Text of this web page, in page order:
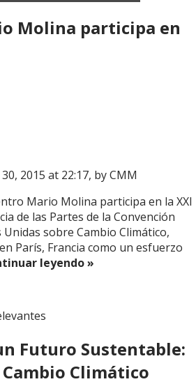
Molina participa en
2015 at 22:17, byCMM
Mario Molina participa en la XXI
de las Partes de la Convención
sobre Cambio Climático,
París, Francia como un esfuerzo
leyendo »
Futuro Sustentable:
Climático